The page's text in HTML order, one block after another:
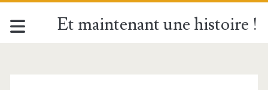
Et maintenant une histoire !